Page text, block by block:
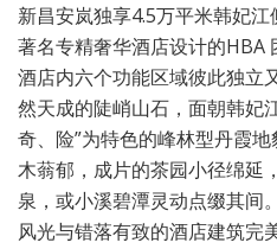
新昌安岚独享4.5万平米韩妃
著名专精奢华酒店设计的HBA
酒店内六个功能区域彼此独立
然天成的陡峭山石，面朝韩妃
奇、险”为特色的峰林型丹霞
木蓊郁，成片的茶园小径绵延
泉，或小溪碧潭灵动点缀其间
风光与错落有致的酒店建筑完